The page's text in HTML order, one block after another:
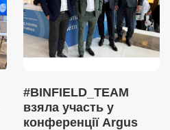
#BINFIELD_TEAM
взяла участь у
конференції Argus